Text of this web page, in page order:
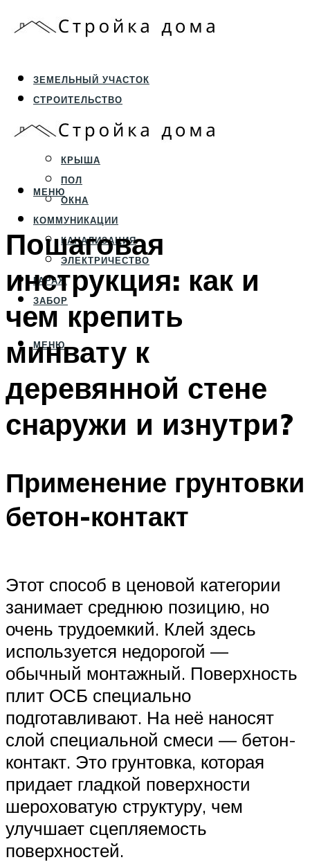
ЗЕМЕЛЬНЫЙ УЧАСТОК
СТРОИТЕЛЬСТВО
ФУНДАМЕНТ И ЦОКОЛЬ
ПЕРЕКРЫТИЯ И СТЕНЫ
КРЫША
ПОЛ
ОКНА
КОММУНИКАЦИИ
КАНАЛИЗАЦИЯ
ЭЛЕКТРИЧЕСТВО
ГАРАЖ
ЗАБОР
МЕНЮ
МЕНЮ
Пошаговая
инструкция: как и
чем крепить
минвату к
деревянной стене
снаружи и изнутри?
Применение грунтовки
бетон-контакт
Этот способ в ценовой категории
занимает среднюю позицию, но
очень трудоемкий. Клей здесь
используется недорогой —
обычный монтажный. Поверхность
плит ОСБ специально
подготавливают. На неё наносят
слой специальной смеси — бетон-
контакт. Это грунтовка, которая
придает гладкой поверхности
шероховатую структуру, чем
улучшает сцепляемость
поверхностей.